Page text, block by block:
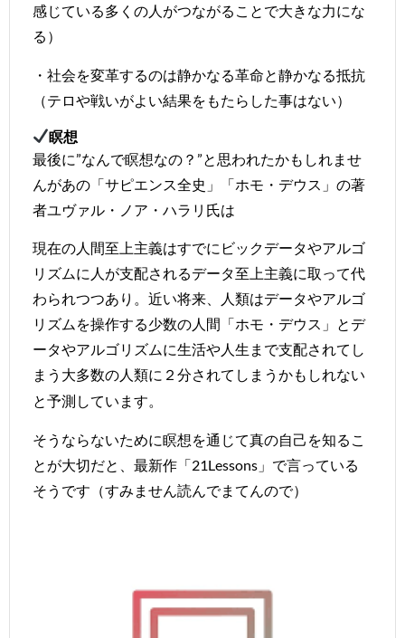
感じている多くの人がつながることで大きな力にな
る）
・社会を変革するのは静かなる革命と静かなる抵抗
（テロや戦いがよい結果をもたらした事はない）
瞑想
最後に”なんで瞑想なの？”と思われたかもしれませ
んがあの「サピエンス全史」
「ホモ・デウス」 の著
者ユヴァル・ノア・ハラリ氏は
現在の人間至上主義はすでにビックデータやアルゴ
リズムに人が支配されるデータ至上主義に取って代
わられつつあり。近い将来、人類はデータやアルゴ
リズムを操作する少数の人間「ホモ・デウス」とデ
ータやアルゴリズムに生活や人生まで支配されてし
まう大多数の人類に２分されてしまうかもしれない
と予測しています。
そうならないために瞑想を通じて真の自己を知るこ
とが大切だと、 最新作「21Lessons 」で言っている
そうです（すみません読んでまてんので）